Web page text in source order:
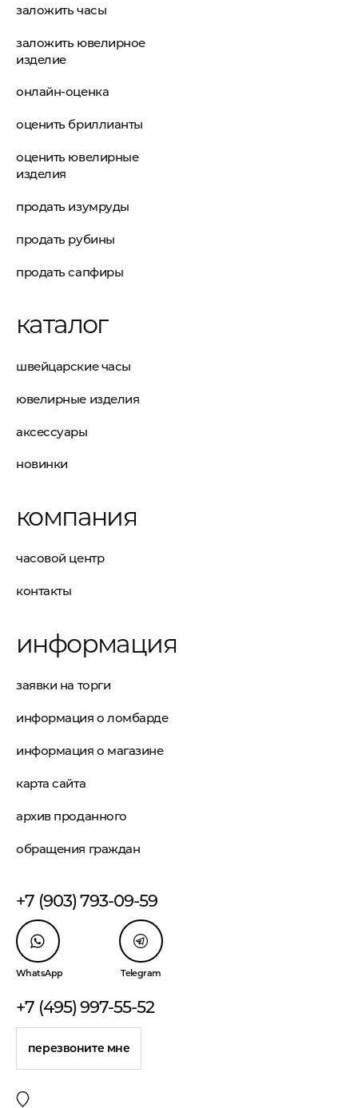
заложить часы
заложить ювелирное
изделие
онлайн-оценка
оценить бриллианты
оценить ювелирные
изделия
продать изумруды
продать рубины
продать сапфиры
каталог
швейцарские часы
ювелирные изделия
аксессуары
новинки
компания
часовой центр
контакты
информация
заявки на торги
информация о ломбарде
информация о магазине
карта сайта
архив проданного
обращения граждан
+7 (903) 793-09-59
WhatsApp Telegram
+7 (495) 997-55-52
перезвоните мне